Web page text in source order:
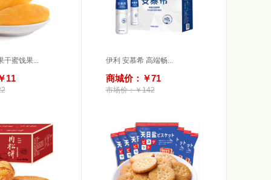
干蜜饯果...
11
伊利 安慕希 高端畅...
商城价：￥71
市场价：￥142